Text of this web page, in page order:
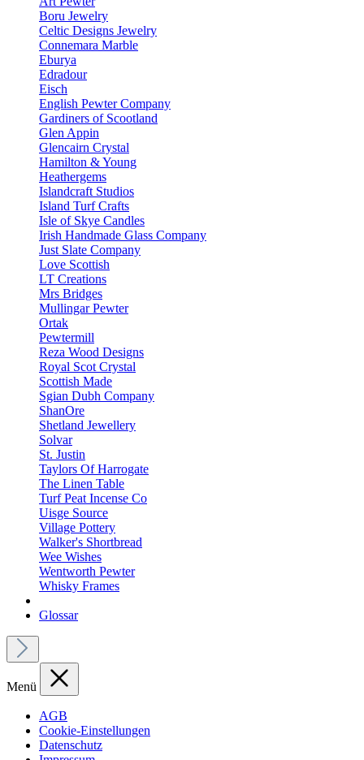
Boru Jewelry
Celtic Designs Jewelry
Connemara Marble
Eburya
Edradour
Eisch
English Pewter Company
Gardiners of Scootland
Glen Appin
Glencairn Crystal
Hamilton & Young
Heathergems
Islandcraft Studios
Island Turf Crafts
Isle of Skye Candles
Irish Handmade Glass Company
Just Slate Company
Love Scottish
LT Creations
Mrs Bridges
Mullingar Pewter
Ortak
Pewtermill
Reza Wood Designs
Royal Scot Crystal
Scottish Made
Sgian Dubh Company
ShanOre
Shetland Jewellery
Solvar
St. Justin
Taylors Of Harrogate
The Linen Table
Turf Peat Incense Co
Uisge Source
Village Pottery
Walker's Shortbread
Wee Wishes
Wentworth Pewter
Whisky Frames
Glossar
Menü
AGB
Cookie-Einstellungen
Datenschutz